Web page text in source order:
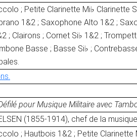
; Petite Clarinette Mi♭ Clarinette
1&2 ; Saxophone Alto 1&2 ;
; Clairons ; Cornet Si♭ 1&2 ;
Basse ; Basse Si♭ ;
pour Musique Militaire avec
(1855-1914), chef de la
; Hautbois 1&2 ; Petite Clarinette